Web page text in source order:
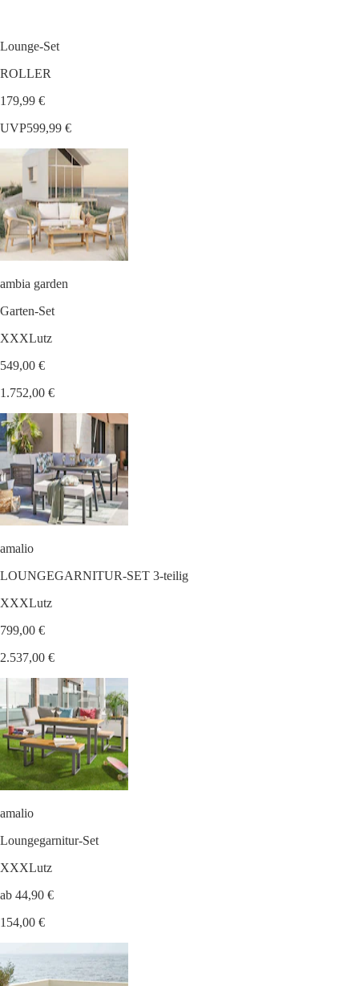
Lounge-Set
ROLLER
179,99 €
UVP599,99 €
ambia garden
Garten-Set
XXXLutz
549,00 €
1.752,00 €
amalio
LOUNGEGARNITUR-SET 3-teilig
XXXLutz
799,00 €
2.537,00 €
amalio
Loungegarnitur-Set
XXXLutz
ab 44,90 €
154,00 €